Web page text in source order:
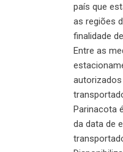
país que
as regiões
finalidade
Entre as
Parinacota
da data de